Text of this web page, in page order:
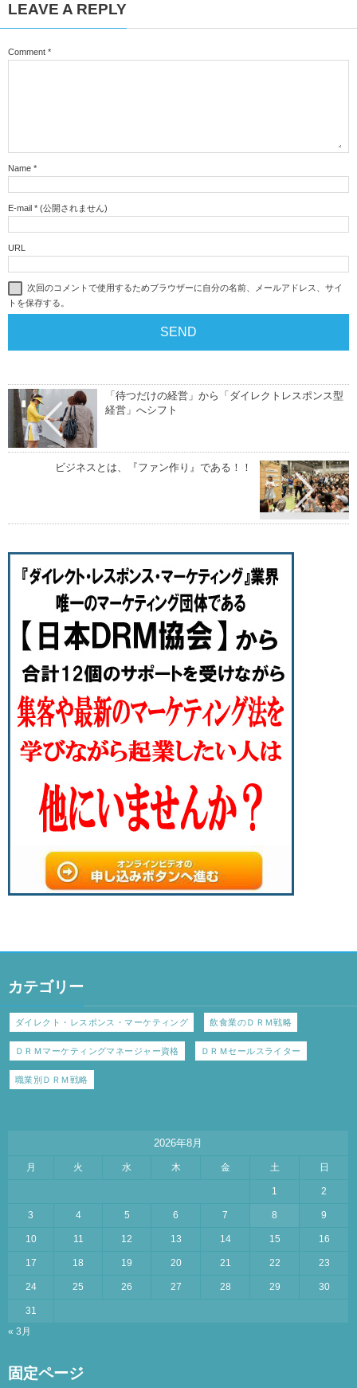
LEAVE A REPLY
Comment *
Name *
E-mail * (公開されません)
URL
次回のコメントで使用するためブラウザーに自分の名前、メールアドレス、サイ
トを保存する。
「待つだけの経営」から「ダイレクトレスポンス型
経営」へシフト
ビジネスとは、『ファン作り』である！！
カテゴリー
ダイレクト・レスポンス・マーケティング 飲食業のＤＲＭ戦略
ＤＲＭマーケティングマネージャー資格 ＤＲＭセールスライター
職業別ＤＲＭ戦略
2026年8月
月 火 水 木 金 土 日
1 2
3 4 5 6 7 8 9
10 11 12 13 14 15 16
17 18 19 20 21 22 23
24 25 26 27 28 29 30
31
« 3月
固定ページ